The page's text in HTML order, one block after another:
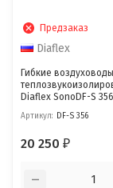
Предзаказ
Diaflex
Гибкие воздуховоды
Diaflex SonoDF-S
Артикул: DF-S 356
20 250₽